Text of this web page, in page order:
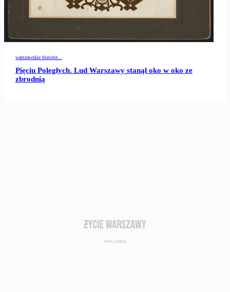
warszawskie historie...
Pięciu Poległych. Lud Warszawy stanął oko w oko ze
zbrodnią